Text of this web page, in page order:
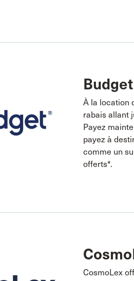
Budget
À la location
rabais allant
Payez
payez à
comme un
offerts*.
CosmoLex